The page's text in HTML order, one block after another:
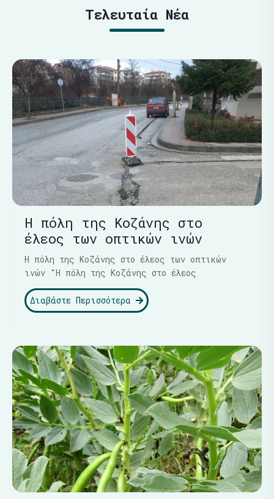
Τελευταία Νέα
Η πόλη της Κοζάνης στο
έλεος των οπτικών ινών
Η πόλη της Κοζάνης στο έλεος των οπτικών
ινών "Η πόλη της Κοζάνης στο έλεος
Διαβάστε Περισσότερα